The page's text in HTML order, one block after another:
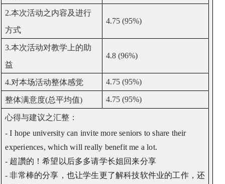
2.本次活动之内容及进行
方式
4.75 (95%)
3.本次活动对教学上的助
益
4.8 (96%)
4.对本场活动整体感觉 4.75 (95%)
整体满意度(总平均值) 4.75 (95%)
心得与建议之汇整：
-I hope university can invite more seniors to share their
experiences, which will really benefit me a lot.
- 超讚的！希望以后多多请学长姐回来分享
-非常棒的分享，也让学生更了解科技软件业的工作，还